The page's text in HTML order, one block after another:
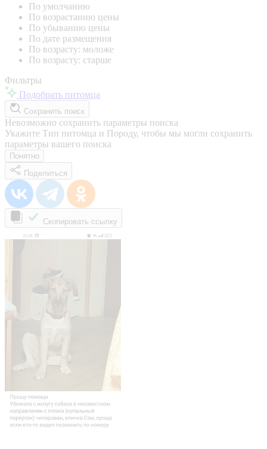
По умолчанию
По возрастанию цены
По убыванию цены
По дате размещения
По возрасту: моложе
По возрасту: старше
Фильтры
Подобрать питомца
Сохранить поиск
Невозможно сохранить параметры поиска
Укажите Тип питомца и Породу, чтобы мы могли сохранить
параметры вашего поиска
Понятно
Поделиться
Скопировать ссылку